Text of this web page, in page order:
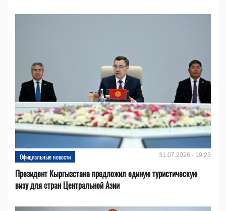
Официальные новости 31.07.2026 - 19:23
Президент Кыргызстана предложил единую туристическую
визу для стран Центральной Азии